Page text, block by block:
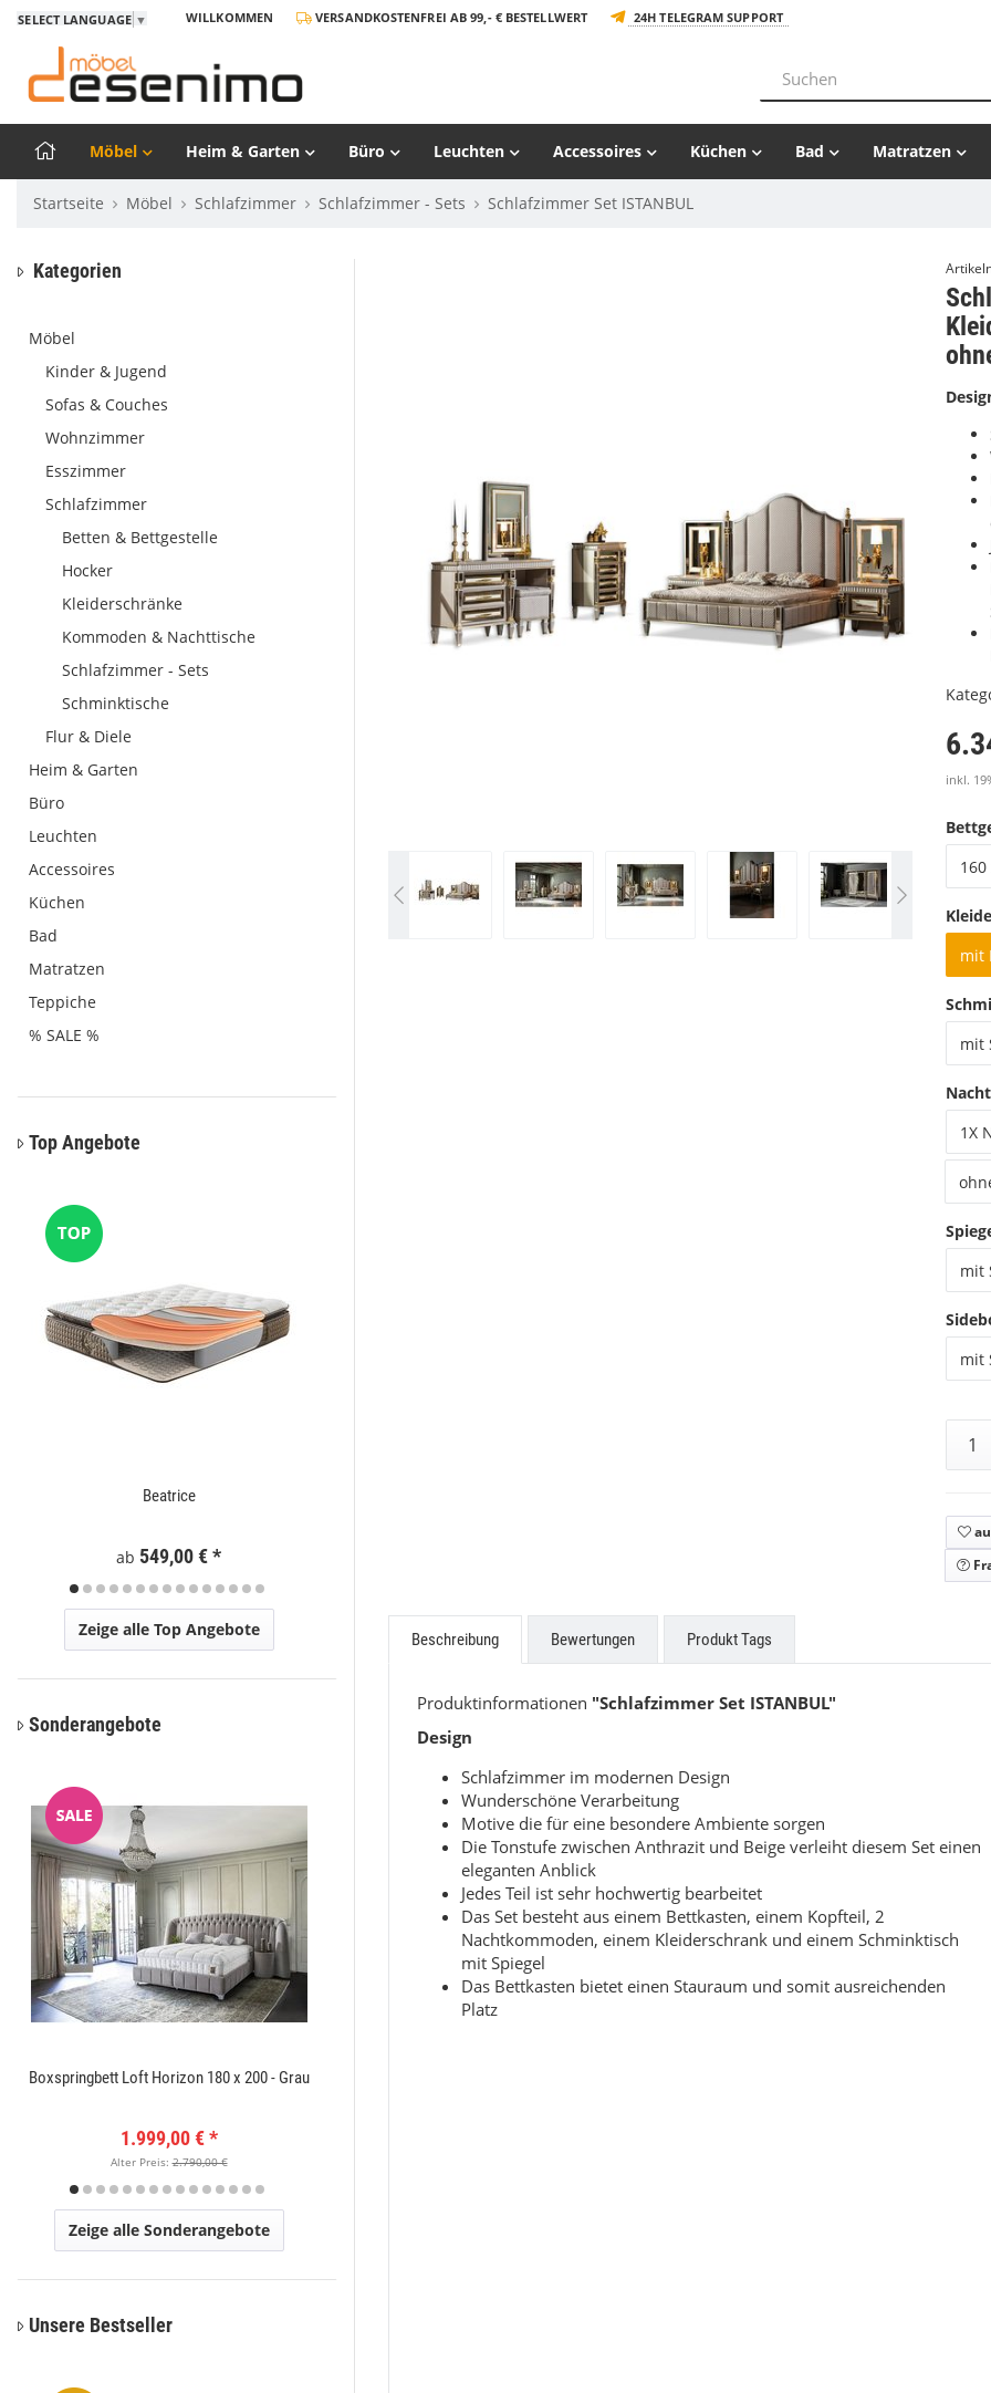
SELECT LANGUAGE ▼ WILLKOMMEN VERSANDKOSTENFREI AB 99,- € BESTELLWERT 24H TELEGRAM SUPPORT
Möbel Heim & Garten Büro Leuchten Accessoires Küchen Bad Matratzen
Startseite Möbel Schlafzimmer Schlafzimmer - Sets Schlafzimmer Set ISTANBUL
inkl.
160
mit
mit
1X
mit
mit
Beschreibung Bewertungen Produkt Tags
Produktinformationen "Schlafzimmer Set ISTANBUL"
Design
Schlafzimmer im modernen Design
Wunderschöne Verarbeitung
Motive die für eine besondere Ambiente sorgen
Die Tonstufe zwischen Anthrazit und Beige verleiht diesem Set einen
eleganten Anblick
Jedes Teil ist sehr hochwertig bearbeitet
Das Set besteht aus einem Bettkasten, einem Kopfteil, 2
Nachtkommoden, einem Kleiderschrank und einem Schminktisch
mit Spiegel
Das Bettkasten bietet einen Stauraum und somit ausreichenden
Platz
Kategorien
Möbel
Kinder & Jugend
Sofas & Couches
Wohnzimmer
Esszimmer
Schlafzimmer
Betten & Bettgestelle
Hocker
Kleiderschränke
Kommoden & Nachttische
Schlafzimmer - Sets
Schminktische
Flur & Diele
Heim & Garten
Büro
Leuchten
Accessoires
Küchen
Bad
Matratzen
Teppiche
% SALE %
Top Angebote
Beatrice
ab 549,00 €*
Zeige alle Top Angebote
Sonderangebote
Boxspringbett Loft Horizon 180 x 200 - Grau
1.999,00 € *
Alter Preis:2.790,00 €
Zeige alle Sonderangebote
Unsere Bestseller